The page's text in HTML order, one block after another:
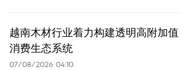
越南木材行业着力构建透明高附加值
消费生态系统
07/08/2026 04:10